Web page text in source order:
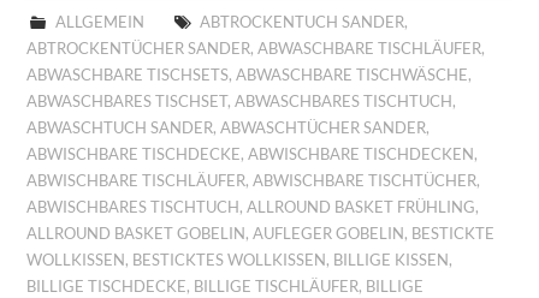
ALLGEMEIN ABTROCKENTUCH SANDER,
ABTROCKENTÜCHER SANDER,ABWASCHBARE TISCHLÄUFER,
ABWASCHBARE TISCHSETS,ABWASCHBARE TISCHWÄSCHE,
ABWASCHBARES TISCHSET,ABWASCHBARES TISCHTUCH ,
ABWASCHTUCH SANDER,ABWASCHTÜCHER SANDER,
ABWISCHBARE TISCHDECKE,ABWISCHBARE TISCHDECKEN ,
ABWISCHBARE TISCHLÄUFER,ABWISCHBARE TISCHTÜCHER,
ABWISCHBARES TISCHTUCH ,ALLROUND BASKET FRÜHLING,
ALLROUND BASKET GOBELIN ,AUFLEGER GOBELIN , BESTICKTE
WOLLKISSEN , BESTICKTES WOLLKISSEN , BILLIGE KISSEN ,
BILLIGE TISCHDECKE, BILLIGE TISCHLÄUFER, BILLIGE